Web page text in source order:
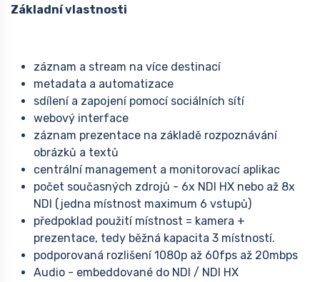
Základní vlastnosti
záznam a stream na více destinací
metadata a automatizace
sdílení a zapojení pomocí sociálních sítí
webový interface
záznam prezentace na základě rozpoznávání
obrázků a textů
centrální management a monitorovací aplikac
počet současných zdrojů - 6x NDI HX nebo až 8x
NDI (jedna místnost maximum 6 vstupů)
předpoklad použití místnost = kamera +
prezentace, tedy běžná kapacita 3 místností.
podporovaná rozlišení 1080p až 60fps až 20mbps
Audio - embeddované do NDI / NDI HX